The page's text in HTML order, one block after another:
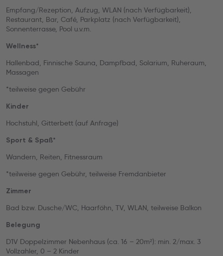
Empfang/Rezeption, Aufzug, WLAN (nach Verfügbarkeit),
Restaurant, Bar, Café, Parkplatz (nach Verfügbarkeit),
Sonnenterrasse, Pool u.v.m.
Wellness*
Hallenbad, Finnische Sauna, Dampfbad, Solarium, Ruheraum,
Massagen
*teilweise gegen Gebühr
Kinder
Hochstuhl, Gitterbett (auf Anfrage)
Sport & Spaß*
Wandern, Reiten, Fitnessraum
*teilweise gegen Gebühr, teilweise Fremdanbieter
Zimmer
Bad bzw. Dusche/WC, Haarföhn, TV, WLAN, teilweise Balkon
Belegung
D1V Doppelzimmer Nebenhaus (ca. 16 – 20m²): min. 2/max. 3
Vollzahler, 0 – 2 Kinder